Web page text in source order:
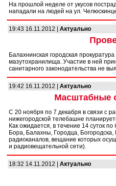
На прошлой неделе от укусов
нападали на людей на ул.
19:43 16.11.2012 | Актуально
Балахнинская городская
мазутохранилища. Участие в ней
санитарного законодательства не
19:42 16.11.2012 | Актуально
Масштабные
С 20 ноября по 7 декабря в связи с
нижегородской телебашне
Как ожидается, в течение 14 суток
Бора, Балахны, Городца,
радиоканалов, вещание которых
и радиовещательной сети).
18:32 14.11.2012 | Актуально